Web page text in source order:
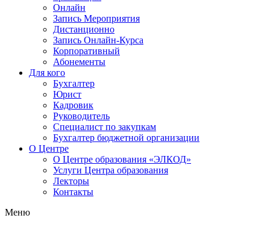
Онлайн
Запись Мероприятия
Дистанционно
Запись Онлайн-Курса
Корпоративный
Абонементы
Для кого
Бухгалтер
Юрист
Кадровик
Руководитель
Специалист по закупкам
Бухгалтер бюджетной организации
О Центре
О Центре образования «ЭЛКОД»
Услуги Центра образования
Лекторы
Контакты
Меню